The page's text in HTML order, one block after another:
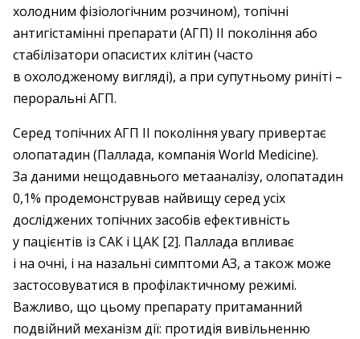
холодним фізіологічним розчином), топічні
антигістамінні препарати (АГП) ІІ покоління або
стабілізатори опасистих клітин (часто
в охолодженому вигляді), а при супутньому риніті –
пероральні АГП.
Серед топічних АГП ІІ покоління увагу привертає
олопатадин (Паллада, компанія World Medicine).
За даними нещодавнього метааналізу, олопатадин
0,1% продемонстрував найвищу серед усіх
досліджених топічних засобів ефективність
у пацієнтів із САК і ЦАК [2]. Паллада впливає
і на очні, і на назальні симптоми АЗ, а також може
застосовуватися в профілактичному режимі.
Важливо, що цьому препарату притаманний
подвійний механізм дії: протидія вивільненню